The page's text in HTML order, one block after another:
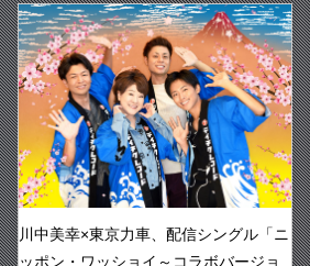
川中美幸×東京力車、配信シングル「ニ
ッポン・ワッショイ～コラボバージョ